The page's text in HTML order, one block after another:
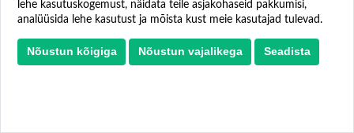
lehe kasutuskogemust, näidata teile asjakohaseid pakkumisi,
analüüsida lehe kasutust ja mõista kust meie kasutajad tulevad.
Nõustun kõigiga Nõustun vajalikega Seadista